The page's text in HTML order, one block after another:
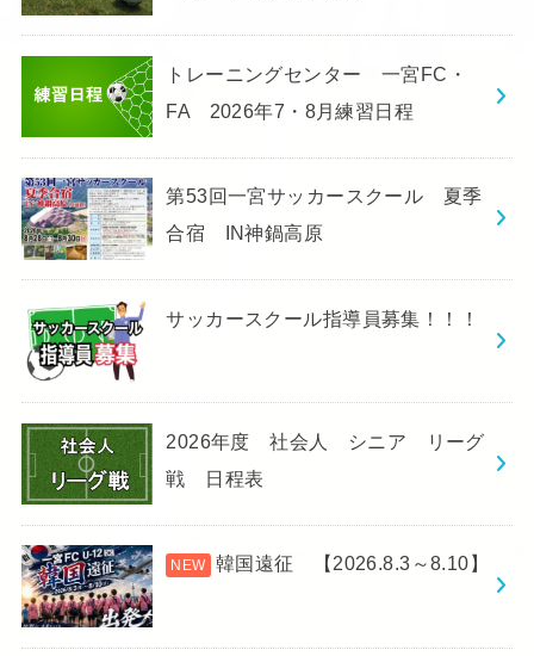
トレーニングセンター 一宮FC・
FA 2026年7・8月練習日程
第53回一宮サッカースクール 夏季
合宿 IN神鍋高原
サッカースクール指導員募集！！！
2026年度 社会人 シニア リーグ
戦 日程表
韓国遠征 【2026.8.3～8.10】